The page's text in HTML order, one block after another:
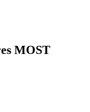
MOST